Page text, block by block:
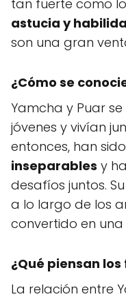
tan fuerte como
astucia y
son una gran
¿Cómo se
Yamcha y Puar
jóvenes y vivían
entonces, han sido
inseparables y
desafíos juntos.
a lo largo de los
convertido en
¿Qué piensan
La relación entre